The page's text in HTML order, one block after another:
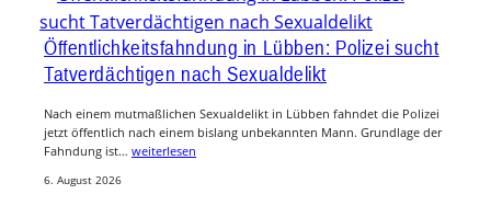
Öffentlichkeitsfahndung in Lübben: Polizei sucht
Tatverdächtigen nach Sexualdelikt
Nach einem mutmaßlichen Sexualdelikt in Lübben fahndet die Polizei
jetzt öffentlich nach einem bislang unbekannten Mann. Grundlage der
Fahndung ist… weiterlesen
6. August 2026